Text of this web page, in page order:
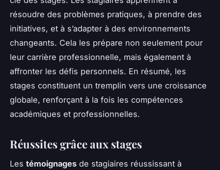
résoudre des problèmes pratiques, à prendre des
initiatives, et à s’adapter à des environnements
changeants. Cela les prépare non seulement pour
leur carrière professionnelle, mais également à
affronter les défis personnels. En résumé, les
stages constituent un tremplin vers une croissance
globale, renforçant à la fois les compétences
académiques et professionnelles.
Réussites grâce aux stages
Les témoignages de stagiaires réussissant à